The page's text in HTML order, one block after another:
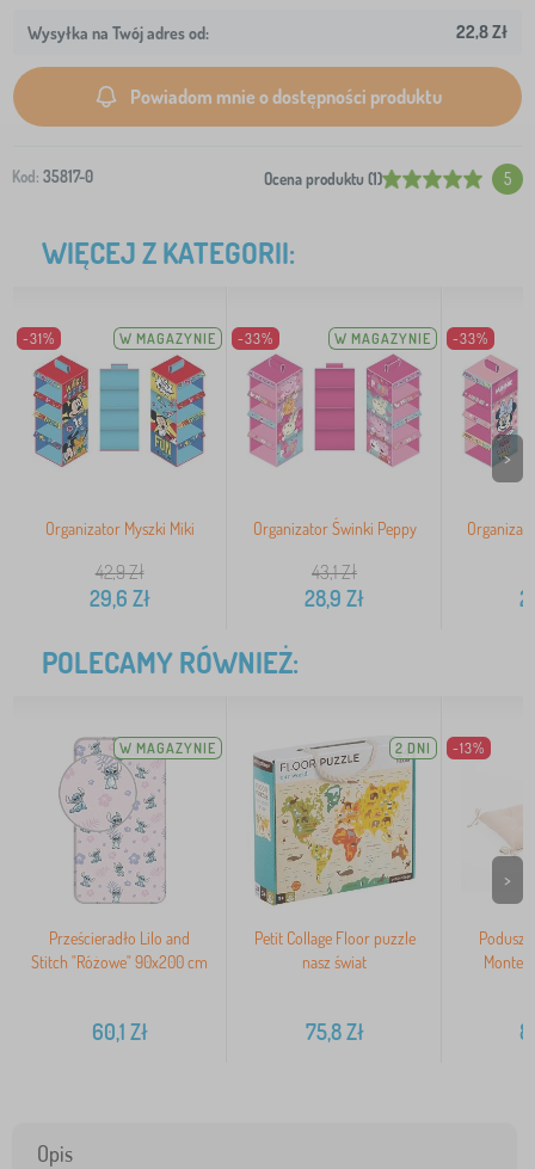
Wysyłka na Twój adres od: 22,8 Zł
Powiadom mnie o dostępności produktu
Kod: 35817-0 Ocena produktu (1) 5
WIĘCEJ Z KATEGORII:
-31% W MAGAZYNIE
Organizator Myszki Miki
42,9Zł
29,6 Zł
-33% W MAGAZYNIE
Organizator Świnki Peppy
43,1Zł
28,9 Zł
-33%
>
POLECAMY RÓWNIEŻ:
W MAGAZYNIE
Prześcieradło Lilo and
Stitch "Różowe" 90x200 cm
60,1 Zł
2 DNI
Petit Collage Floor puzzle
nasz świat
75,8Zł
-13%
>
Opis